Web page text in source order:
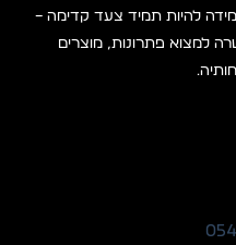
להיות תמיד צעד קדימה –
למצוא פתרונות, מוצרים